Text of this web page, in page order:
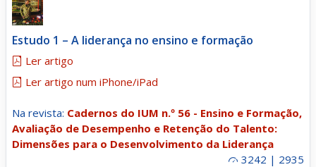
Estudo 1 – A liderança no ensino e formação
Ler artigo
Ler artigo num iPhone/iPad
Na revista: Cadernos do IUM n.º 56 - Ensino e Formação,
Avaliação de Desempenho e Retenção do Talento:
Dimensões para o Desenvolvimento da Liderança
3242 | 2935